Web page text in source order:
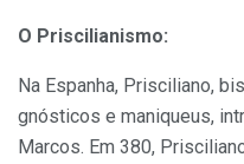
O Priscilianismo:
Na Espanha, Prisciliano,
gnósticos e maniqueus,
Marcos. Em 380,